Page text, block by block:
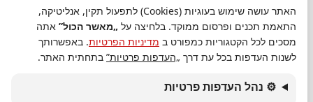
האתר עושה שימוש בעוגיות (Cookies) לתפעול תקין, אנליטיקה,
התאמת תכנים ופרסום ממוקד. בלחיצה על „מאשר הכול” אתה
מסכים לכל הקטגוריות כמפורט ב מדיניות הפרטיות. באפשרותך
לשנות העדפות בכל עת דרך „העדפות פרטיות” בתחתית האתר.
⚙ נהל העדפות פרטיות
נגישות
הגדל טקסט
הקטן טקסט
גווני אפור
ניגודיות הפוכה